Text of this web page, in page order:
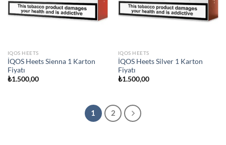
IQOS HEETS
İQOS Heets Sienna 1 Karton
Fiyatı
₺1.500,00
IQOS HEETS
İQOS Heets Silver 1 Karton
Fiyatı
₺1.500,00
1 2